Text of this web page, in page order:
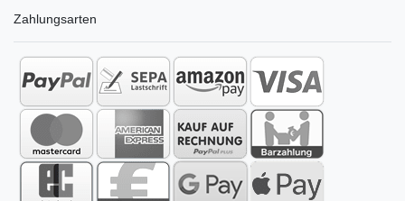
Zahlungsarten